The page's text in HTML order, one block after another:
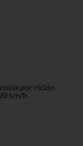
por ciclón
km/h